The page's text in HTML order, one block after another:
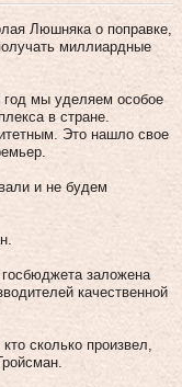
Люшняка о поправке,
миллиардные
мы уделяем особое
в стране.
Это нашло свое
и не будем
госбюджета заложена
качественной
сколько произвел,